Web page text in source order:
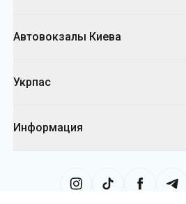
Автовокзалы Киева
Укрпас
Информация